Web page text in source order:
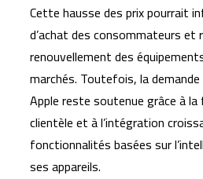
Cette hausse des prix pourrait
d’achat des consommateurs et
renouvellement des
marchés. Toutefois, la
Apple reste soutenue grâce à
clientèle et à l’intégration
fonctionnalités basées sur
ses appareils.